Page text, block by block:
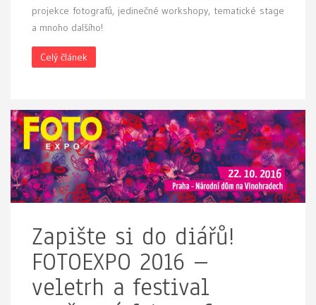
projekce fotografů, jedinečné workshopy, tematické stage
a mnoho dalšího!
Celý článek
Zapište si do diářů!
FOTOEXPO 2016 –
veletrh a festival